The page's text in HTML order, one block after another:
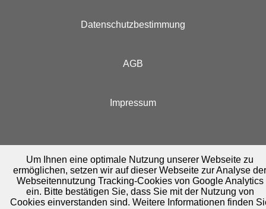
Datenschutzbestimmung
AGB
Impressum
Um Ihnen eine optimale Nutzung unserer Webseite zu
ermöglichen, setzen wir auf dieser Webseite zur Analyse
Webseitennutzung Tracking-Cookies von Google Analytics
ein. Bitte bestätigen Sie, dass Sie mit der Nutzung von
Cookies einverstanden sind. Weitere Informationen finden